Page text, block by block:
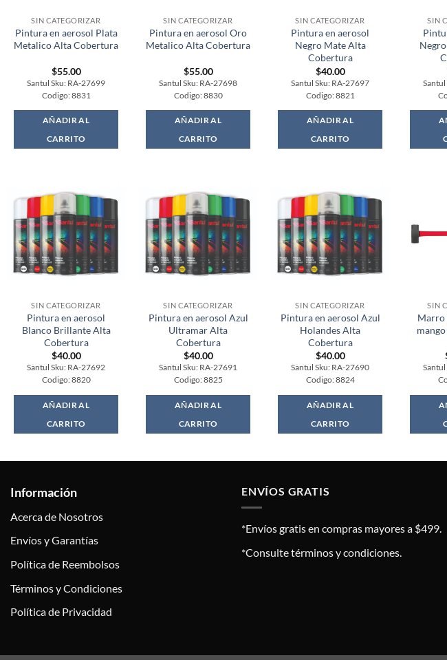
SIN CATEGORIZAR
Pintura en aerosol Plata
Metalico Alta Cobertura
$55.00
Santul Sku: RA-27699
Codigo: 8831
AÑADIR AL
CARRITO
SIN CATEGORIZAR
Pintura en aerosol Oro
Metalico Alta Cobertura
$55.00
Santul Sku: RA-27698
Codigo: 8830
AÑADIR AL
CARRITO
SIN CATEGORIZAR
Pintura en aerosol
Negro Mate Alta
Cobertura
$40.00
Santul Sku: RA-27697
Codigo: 8821
AÑADIR AL
CARRITO
SIN
SIN CATEGORIZAR
Pintura en aerosol
Blanco Brillante Alta
Cobertura
$40.00
Santul Sku: RA-27692
Codigo: 8820
AÑADIR AL
CARRITO
SIN CATEGORIZAR
Pintura en aerosol Azul
Ultramar Alta
Cobertura
$40.00
Santul Sku: RA-27691
Codigo: 8825
AÑADIR AL
CARRITO
SIN CATEGORIZAR
Pintura en aerosol Azul
Holandes Alta
Cobertura
$40.00
Santul Sku: RA-27690
Codigo: 8824
AÑADIR AL
CARRITO
SIN
Marro
Información
Acerca de Nosotros
Envíos y Garantías
Política de Reembolsos
Términos y Condiciones
Política de Privacidad
ENVÍOS GRATIS
*Envíos gratis en compras mayores a $499.
*Consulte términos y condiciones.